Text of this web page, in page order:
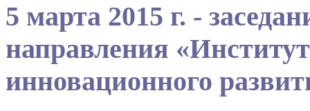
5 марта 2015 г. -
направления
инновационного